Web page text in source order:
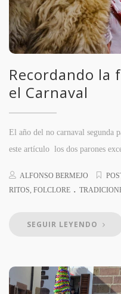
Recordando la
el Carnaval
El año del no carnaval segunda
este artículo los dos parones
ALFONSO BERMEJO
RITOS, FOLCLORE .
SEGUIR LEYENDO